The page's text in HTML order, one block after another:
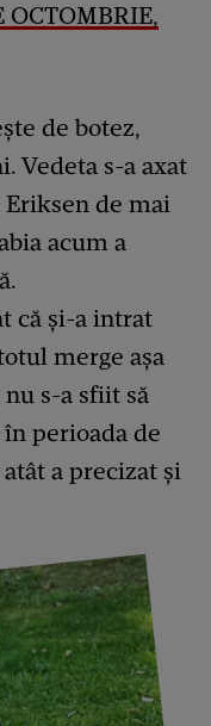
OCTOMBRIE,
de botez,
Vedeta s-a axat
de mai
acum a
că și-a intrat
merge așa
s-a sfiit să
perioada de
a precizat și